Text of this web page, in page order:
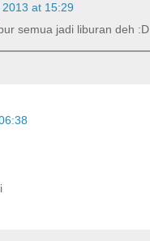
at 15:29
semua jadi liburan deh :D